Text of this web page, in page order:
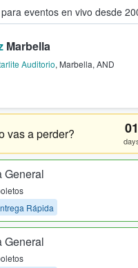
eventos en vivo desde
compran y
Marbella
Auditorio, Marbella, AND
vas a perder? 01
General
Rápida
General